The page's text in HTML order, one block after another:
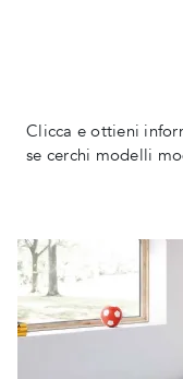
Clicca e ottieni
se cerchi modelli